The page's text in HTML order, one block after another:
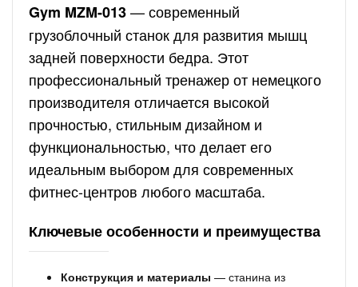
Gym MZM-013— современный
грузоблочный станок для развития мышц
задней поверхности бедра. Этот
профессиональный тренажер от немецкого
производителя отличается высокой
прочностью, стильным дизайном и
функциональностью, что делает его
идеальным выбором для современных
фитнес-центров любого масштаба.
Ключевые особенности и преимущества
Конструкция и материалы — станина из